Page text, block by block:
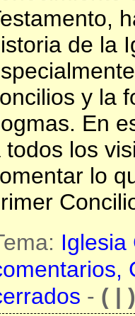
de la
y la
En
todos los
lo
Iglesia
- ( | )